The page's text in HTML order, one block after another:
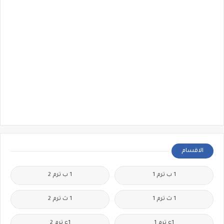
الاقسام
1 ب ترم 1 1 ب ترم 2
1 ث ترم 1 1 ث ترم 2